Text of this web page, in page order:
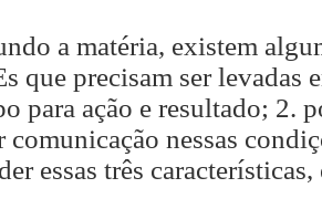
a matéria, existem
que precisam ser levadas
para ação e resultado; 2.
comunicação nessas
essas três